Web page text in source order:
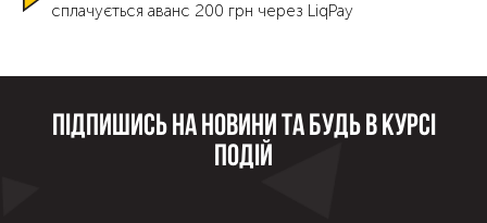
сплачується аванс 200 грн через LiqPay
Підпишись на новини та будь в курсі
подій